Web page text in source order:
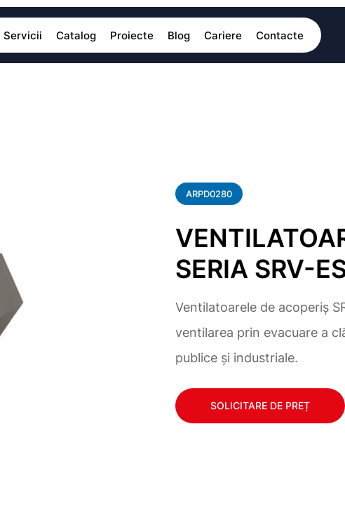
Servicii Catalog Proiecte Blog Cariere Contacte
ARPD0280
SERIA SRV-
Ventilatoarele de acoperiș
ventilarea prin evacuare a
publice și industriale.
SOLICITARE DE PREȚ